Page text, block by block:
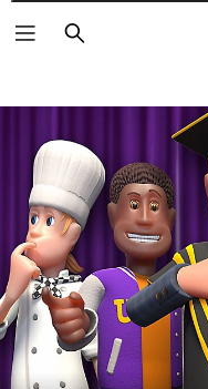
Zoeken